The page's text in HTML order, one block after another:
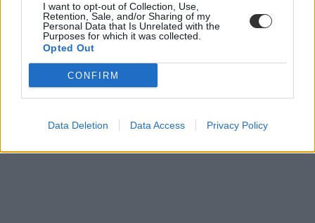
I want to opt-out of Collection, Use,
Retention, Sale, and/or Sharing of my
Personal Data that Is Unrelated with the
Purposes for which it was collected.
Opted Out
CONFIRM
Data Deletion Data Access Privacy Policy
KSH
fiatal tanárok
általános iskolai tanárok száma
ksh statisztika